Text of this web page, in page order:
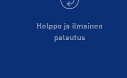
Helppo ja ilmainen
palautus